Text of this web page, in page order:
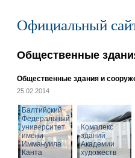
Официальный
Общественные
Общественные здания и
25.02.2014
Балтийский
Федеральный
университет
имени
Иммануила
Канта
Комплекс
зданий
Академии
художеств